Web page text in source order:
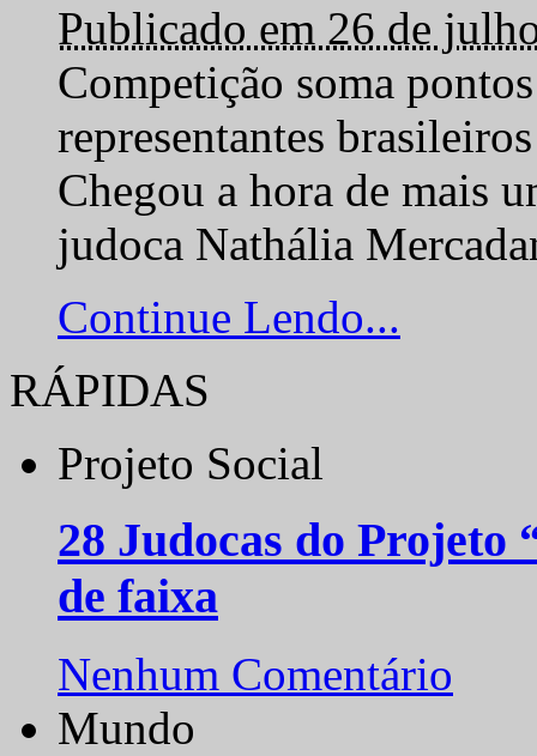
Publicado em 26 de
Competição soma
representantes
Chegou a hora de mais
judoca Nathália
Continue Lendo...
RÁPIDAS
Projeto Social
28 Judocas do
de faixa
Nenhum Comentário
Mundo